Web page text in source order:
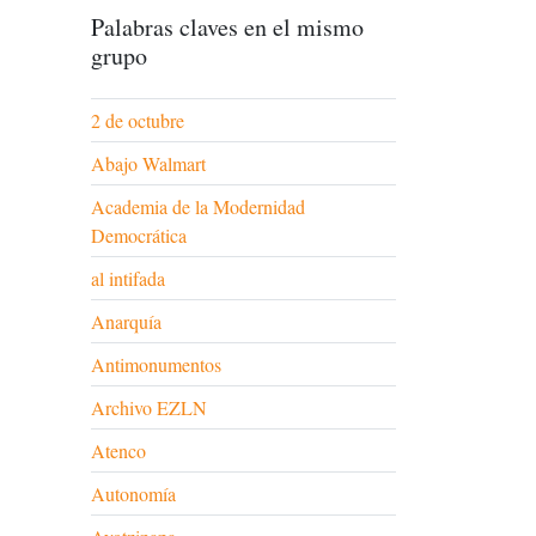
Palabras claves en el mismo
grupo
2 de octubre
Abajo Walmart
Academia de la Modernidad
Democrática
al intifada
Anarquía
Antimonumentos
Archivo EZLN
Atenco
Autonomía